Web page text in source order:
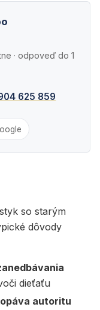
· odpoveď do 1
625 859
so starým
dôvody
dieťaťu
autoritu